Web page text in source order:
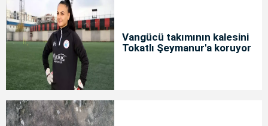
Vangücü takımının kalesini
Tokatlı Şeymanur'a koruyor